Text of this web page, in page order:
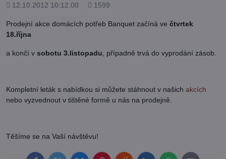
Přidáno
12.10.2012 10:12.00
Počet
1599
Prodejní akce domácích potřeb Banquet začíná ve čtvrtek
18.října
a končí v sobotu 3.listopadu , případně trvá do vyprodání zásob.
Kompletní leták s nabídkou si můžete stáhnout v našich akcích
nebo vyzvednout v tištěné formě u nás na prodejně.
Těšíme se na Vaší návštěvu!